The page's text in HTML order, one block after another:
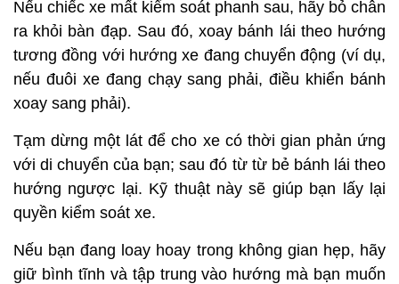
Nếu chiếc xe mất kiểm soát phanh sau, hãy bỏ chân
ra khỏi bàn đạp. Sau đó, xoay bánh lái theo hướng
tương đồng với hướng xe đang chuyển động (ví dụ,
nếu đuôi xe đang chạy sang phải, điều khiển bánh
xoay sang phải).
Tạm dừng một lát để cho xe có thời gian phản ứng
với di chuyển của bạn; sau đó từ từ bẻ bánh lái theo
hướng ngược lại. Kỹ thuật này sẽ giúp bạn lấy lại
quyền kiểm soát xe.
Nếu bạn đang loay hoay trong không gian hẹp, hãy
giữ bình tĩnh và tập trung vào hướng mà bạn muốn